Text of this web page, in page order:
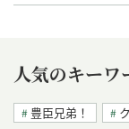
人気のキーワ
豊臣兄弟！